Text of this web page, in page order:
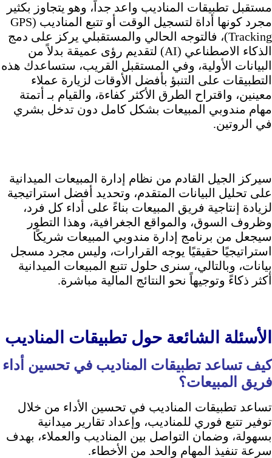
مستقبل تطبيقات المناديب واعد جداً، وهو يتجاوز بكثير
مجرد كونها أداة لتسجيل الوقت أو تتبع المناديب (GPS
Tracking)، فالتوجه الحالي والمستقبلي يركز على دمج
الذكاء الاصطناعي (AI) لتقديم رؤى عميقة بدلاً من
البيانات الأولية، وفي المستقبل القريب، ستساعدك هذه
التطبيقات على التنبؤ بأفضل الأوقات لزيارة عملاء
معينين، واقتراح الطرق الأكثر كفاءة، والقيام بـ أتمتة
مهام مندوبي المبيعات بشكل كامل دون تدخل بشري
في الروتين.
سيركز الجيل القادم من نظام إدارة المبيعات الميدانية
على تحليل البيانات المتقدم، وتحديد أفضل استراتيجية
لزيادة إنتاجية فريق المبيعات بناءً على أداء كل فرد،
وظروف السوق، والمواقع الجغرافية، وهذا التطور
سيجعل من برنامج إدارة مندوبي المبيعات شريكًا
استراتيجيًا حقيقيًا يوجه القرارات، وليس مجرد مسجل
بيانات، وبالتالي، سنرى حلول تتبع المبيعات الميدانية
أكثر ذكاءً وتوجيهاً نحو النتائج المالية مباشرة.
الأسئلة الشائعة حول تطبيقات المناديب
كيف تساعد تطبيقات المناديب في تحسين أداء
فريق المبيعات؟
تساعد تطبيقات المناديب في تحسين الأداء من خلال
توفير تتبع فوري للمناديب، وإعداد تقارير ميدانية
بسهولة، وضمان التواصل بين المناديب والعملاء، بهدف
سرعة تنفيذ المهام والحد من الأخطاء.